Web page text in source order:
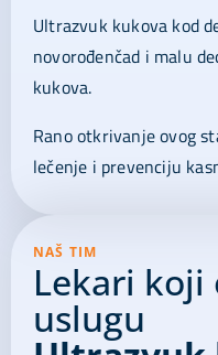
Ultrazvuk kukova kod
novorođenčad i malu
kukova.
Rano otkrivanje ovog
lečenje i prevenciju
NAŠ TIM
Lekari koji
uslugu